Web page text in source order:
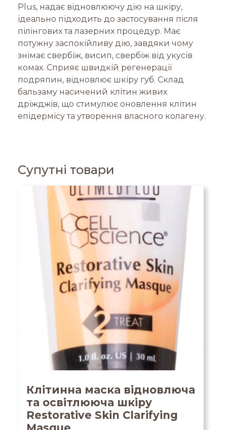
Plus, надає відновлюючу дію на шкіру,
ідеально підходить до застосування після
пілінгових та лазерних процедур. Має
потужну заспокійливу дію, завдяки чому
знімає свербіж, висип, свербіж від укусів
комах. Сприяє швидкій регенерації
подряпин, відновлює шкіру губ. Склад
бальзаму насичений клітин живих
дріжджів, що стимулює оновлення клітин
епідермісу та утворення власного колагену.
Супутні товари
Клітинна маска відновлюча
та освітлююча шкіру
Restorative Skin Clarifying